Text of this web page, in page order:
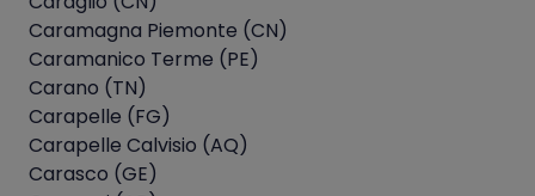
Caramagna Piemonte (CN)
Caramanico Terme (PE)
Carano (TN)
Carapelle (FG)
Carapelle Calvisio (AQ)
Carasco (GE)